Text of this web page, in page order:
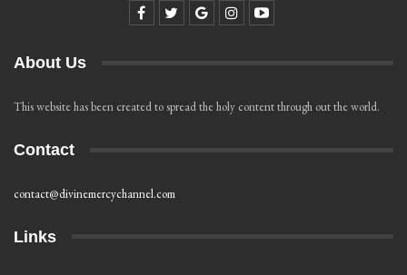
About Us
This website has been created to spread the holy content through out the world.
Contact
contact@divinemercychannel.com
Links